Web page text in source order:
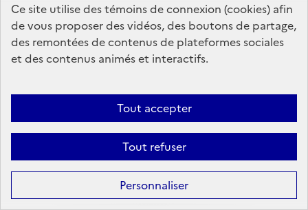
Ce site utilise des témoins de connexion (cookies) afin
de vous proposer des vidéos, des boutons de partage,
des remontées de contenus de plateformes sociales
et des contenus animés et interactifs.
Tout accepter
Tout refuser
Personnaliser
1er atelier Culture & Aménagement :
entre culture et aménagement du
Le programme Culture & Aménagement s’inscrit
dans la continuité des initiatives portées par le
ministère de la Culture en faveur du dialogue entre
architecture, écologie, expérimentation...
Politiques culturelles Architecture +2
20 novembre 2025